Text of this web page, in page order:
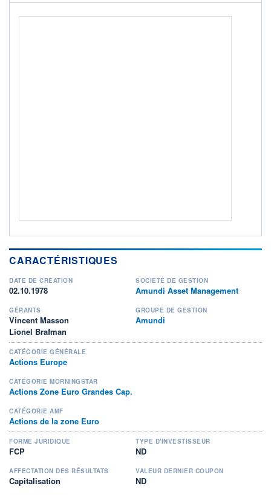
CTO BUSINESS
CARACTÉRISTIQUES
DATE DE CRÉATION
02.10.1978
SOCIÉTÉ DE GESTION
Amundi Asset Management
GÉRANTS
Vincent Masson
Lionel Brafman
GROUPE DE GESTION
Amundi
CATÉGORIE GÉNÉRALE
Actions Europe
CATÉGORIE MORNINGSTAR
Actions Zone Euro Grandes Cap.
CATÉGORIE AMF
Actions de la zone Euro
FORME JURIDIQUE
FCP
TYPE D'INVESTISSEUR
ND
AFFECTATION DES RÉSULTATS
Capitalisation
VALEUR DERNIER COUPON
ND